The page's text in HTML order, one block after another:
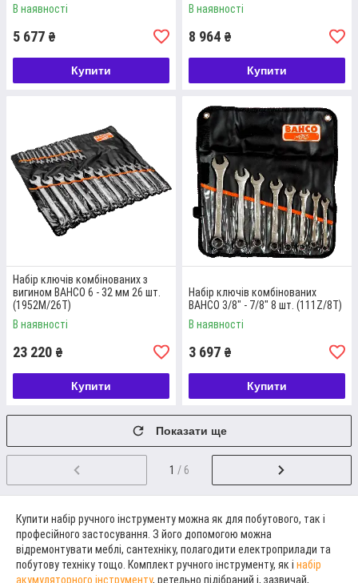
В наявності
5 677 ₴
Купити
В наявності
8 964 ₴
Купити
Набір ключів комбінованих з
вигином BAHCO 6 - 32 мм 26 шт.
(1952M/26T)
В наявності
23 220 ₴
Купити
Набір ключів комбінованих
BAHCO 3/8" - 7/8" 8 шт. (111Z/8T)
В наявності
3 697 ₴
Купити
Показати ще
1 / 6
Купити набір ручного інструменту можна як для побутового, так і
професійного застосування. З його допомогою можна
відремонтувати меблі, сантехніку, полагодити електроприлади та
побутову техніку тощо. Комплект ручного інструменту, як і набір
акумуляторного інструменту, ретельно підібраний і, зазвичай,